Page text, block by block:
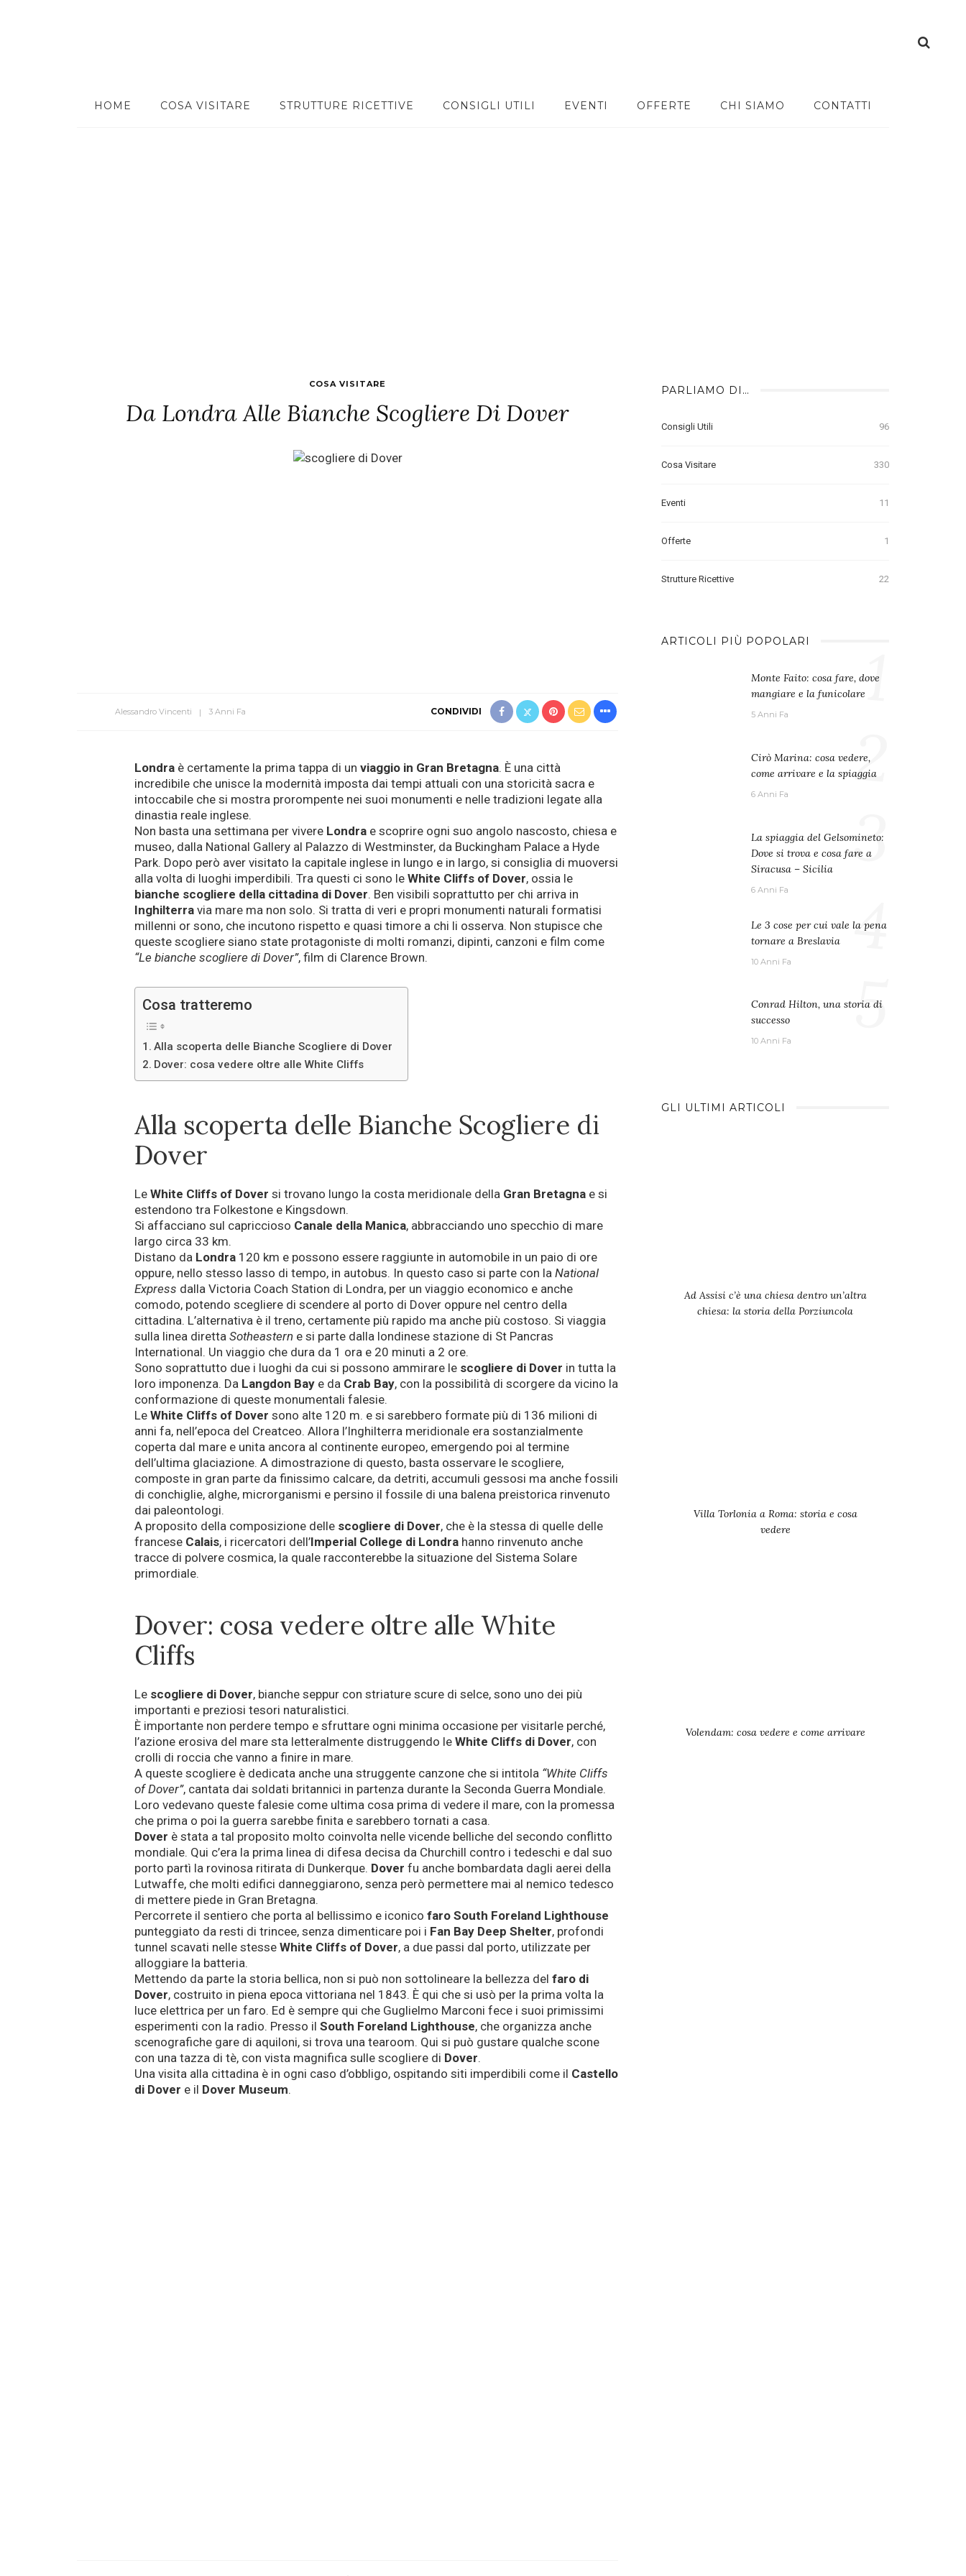
HOME COSA VISITARE STRUTTURE RICETTIVE CONSIGLI UTILI EVENTI OFFERTE CHI SIAMO CONTATTI
COSA VISITARE
Da Londra Alle Bianche Scogliere Di Dover
Alessandro Vincenti 3 Anni Fa CONDIVIDI
Londra è certamente la prima tappa di un viaggio in Gran Bretagna. È una città
incredibile che unisce la modernità imposta dai tempi attuali con una storicità sacra e
intoccabile che si mostra prorompente nei suoi monumenti e nelle tradizioni legate alla
dinastia reale inglese.
Non basta una settimana per vivere Londra e scoprire ogni suo angolo nascosto, chiesa e
museo, dalla National Gallery al Palazzo di Westminster, da Buckingham Palace a Hyde
Park. Dopo però aver visitato la capitale inglese in lungo e in largo, si consiglia di muoversi
alla volta di luoghi imperdibili. Tra questi ci sono le White Cliffs of Dover, ossia le
bianche scogliere della cittadina di Dover. Ben visibili soprattutto per chi arriva in
Inghilterra via mare ma non solo. Si tratta di veri e propri monumenti naturali formatisi
millenni or sono, che incutono rispetto e quasi timore a chi li osserva. Non stupisce che
queste scogliere siano state protagoniste di molti romanzi, dipinti, canzoni e film come
“Le bianche scogliere di Dover”, film di Clarence Brown.
Cosa tratteremo
Alla scoperta delle Bianche Scogliere di Dover
Dover: cosa vedere oltre alle White Cliffs
Alla scoperta delle Bianche Scogliere di
Dover
Le White Cliffs of Dover si trovano lungo la costa meridionale della Gran Bretagna e si
estendono tra Folkestone e Kingsdown.
Si affacciano sul capriccioso Canale della Manica, abbracciando uno specchio di mare
largo circa 33 km.
Distano da Londra 120 km e possono essere raggiunte in automobile in un paio di ore
oppure, nello stesso lasso di tempo, in autobus. In questo caso si parte con la National
Express dalla Victoria Coach Station di Londra, per un viaggio economico e anche
comodo, potendo scegliere di scendere al porto di Dover oppure nel centro della
cittadina. L’alternativa è il treno, certamente più rapido ma anche più costoso. Si viaggia
sulla linea diretta Sotheastern e si parte dalla londinese stazione di St Pancras
International. Un viaggio che dura da 1 ora e 20 minuti a 2 ore.
Sono soprattutto due i luoghi da cui si possono ammirare le scogliere di Dover in tutta la
loro imponenza. Da Langdon Bay e da Crab Bay, con la possibilità di scorgere da vicino la
conformazione di queste monumentali falesie.
Le White Cliffs of Dover sono alte 120 m. e si sarebbero formate più di 136 milioni di
anni fa, nell’epoca del Creatceo. Allora l’Inghilterra meridionale era sostanzialmente
coperta dal mare e unita ancora al continente europeo, emergendo poi al termine
dell’ultima glaciazione. A dimostrazione di questo, basta osservare le scogliere,
composte in gran parte da finissimo calcare, da detriti, accumuli gessosi ma anche fossili
di conchiglie, alghe, microrganismi e persino il fossile di una balena preistorica rinvenuto
dai paleontologi.
A proposito della composizione delle scogliere di Dover, che è la stessa di quelle delle
francese Calais, i ricercatori dell’Imperial College di Londra hanno rinvenuto anche
tracce di polvere cosmica, la quale racconterebbe la situazione del Sistema Solare
primordiale.
Dover: cosa vedere oltre alle White
Cliffs
Le scogliere di Dover, bianche seppur con striature scure di selce, sono uno dei più
importanti e preziosi tesori naturalistici.
È importante non perdere tempo e sfruttare ogni minima occasione per visitarle perché,
l’azione erosiva del mare sta letteralmente distruggendo le White Cliffs di Dover, con
crolli di roccia che vanno a finire in mare.
A queste scogliere è dedicata anche una struggente canzone che si intitola “White Cliffs
of Dover”, cantata dai soldati britannici in partenza durante la Seconda Guerra Mondiale.
Loro vedevano queste falesie come ultima cosa prima di vedere il mare, con la promessa
che prima o poi la guerra sarebbe finita e sarebbero tornati a casa.
Dover è stata a tal proposito molto coinvolta nelle vicende belliche del secondo conflitto
mondiale. Qui c’era la prima linea di difesa decisa da Churchill contro i tedeschi e dal suo
porto partì la rovinosa ritirata di Dunkerque. Dover fu anche bombardata dagli aerei della
Lutwaffe, che molti edifici danneggiarono, senza però permettere mai al nemico tedesco
di mettere piede in Gran Bretagna.
Percorrete il sentiero che porta al bellissimo e iconico faro South Foreland Lighthouse
punteggiato da resti di trincee, senza dimenticare poi i Fan Bay Deep Shelter, profondi
tunnel scavati nelle stesse White Cliffs of Dover, a due passi dal porto, utilizzate per
alloggiare la batteria.
Mettendo da parte la storia bellica, non si può non sottolineare la bellezza del faro di
Dover, costruito in piena epoca vittoriana nel 1843. È qui che si usò per la prima volta la
luce elettrica per un faro. Ed è sempre qui che Guglielmo Marconi fece i suoi primissimi
esperimenti con la radio. Presso il South Foreland Lighthouse, che organizza anche
scenografiche gare di aquiloni, si trova una tearoom. Qui si può gustare qualche scone
con una tazza di tè, con vista magnifica sulle scogliere di Dover.
Una visita alla cittadina è in ogni caso d’obbligo, ospitando siti imperdibili come il Castello
di Dover e il Dover Museum.
PARLIAMO DI…
Consigli Utili 96
Cosa Visitare 330
Eventi 11
Offerte 1
Strutture Ricettive 22
ARTICOLI PIÙ POPOLARI
Monte Faito: cosa fare, dove
mangiare e la funicolare
5 Anni Fa 1
Cirò Marina: cosa vedere,
come arrivare e la spiaggia
6 Anni Fa 2
La spiaggia del Gelsomineto:
Dove si trova e cosa fare a
Siracusa – Sicilia
6 Anni Fa
3
Le 3 cose per cui vale la pena
tornare a Breslavia
10 Anni Fa 4
Conrad Hilton, una storia di
successo
10 Anni Fa 5
GLI ULTIMI ARTICOLI
Ad Assisi c’è una chiesa dentro un’altra
chiesa: la storia della Porziuncola
Villa Torlonia a Roma: storia e cosa
vedere
Volendam: cosa vedere e come arrivare